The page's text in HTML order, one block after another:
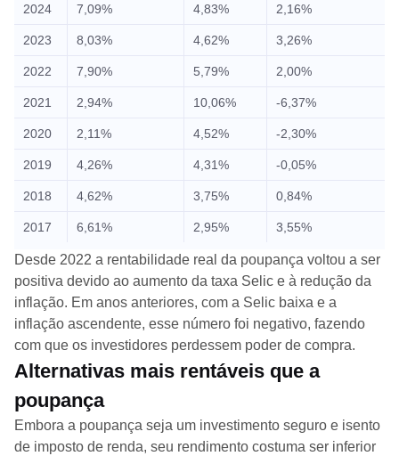
2024 7,09% 4,83% 2,16%
2023 8,03% 4,62% 3,26%
2022 7,90% 5,79% 2,00%
2021 2,94% 10,06% -6,37%
2020 2,11% 4,52% -2,30%
2019 4,26% 4,31% -0,05%
2018 4,62% 3,75% 0,84%
2017 6,61% 2,95% 3,55%
Desde 2022 a rentabilidade real da poupança voltou a ser
positiva devido ao aumento da taxa Selic e à redução da
inflação. Em anos anteriores, com a Selic baixa e a
inflação ascendente, esse número foi negativo, fazendo
com que os investidores perdessem poder de compra.
Alternativas mais rentáveis que a
poupança
Embora a poupança seja um investimento seguro e isento
de imposto de renda, seu rendimento costuma ser inferior